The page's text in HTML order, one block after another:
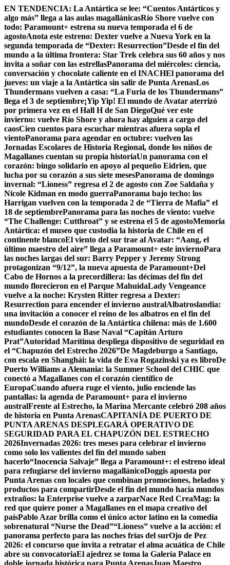
Skip
to
content
EN TENDENCIA: La Antártica se lee: “Cuentos Antárticos y
algo más” llega a las aulas magallánicasRío Shore vuelve con
todo: Paramount+ estrena su nueva temporada el 6 de
agostoAnota este estreno: Dexter vuelve a Nueva York en la
segunda temporada de “Dexter: Resurrection”Desde el fin del
mundo a la última frontera: Star Trek celebra sus 60 años y nos
invita a soñar con las estrellasPanorama del miércoles: ciencia,
conversación y chocolate caliente en el INACHEl panorama del
jueves: un viaje a la Antártica sin salir de Punta ArenasLos
Thundermans vuelven a casa: “La Furia de los Thundermans”
llega el 3 de septiembre¡Yip Yip! El mundo de Avatar aterrizó
por primera vez en el Hall H de San DiegoQué ver este
invierno: vuelve Río Shore y ahora hay alguien a cargo del
caosCien cuentos para escuchar mientras afuera sopla el
vientoPanorama para agendar en octubre: vuelven las
Jornadas Escolares de Historia Regional, donde los niños de
Magallanes cuentan su propia historiaUn panorama con el
corazón: bingo solidario en apoyo al pequeño Eidrien, que
lucha por su corazón a sus siete mesesPanorama de domingo
invernal: “Lioness” regresa el 2 de agosto con Zoe Saldaña y
Nicole Kidman en modo guerraPanorama bajo techo: los
Harrigan vuelven con la temporada 2 de “Tierra de Mafia” el
18 de septiembrePanorama para las noches de viento: vuelve
“The Challenge: Cutthroat” y se estrena el 5 de agostoMemoria
Antártica: el museo que custodia la historia de Chile en el
continente blancoEl viento del sur trae al Avatar: “Aang, el
último maestro del aire” llega a Paramount+ este inviernoPara
las noches largas del sur: Barry Pepper y Jeremy Strong
protagonizan “9/12”, la nueva apuesta de Paramount+Del
Cabo de Hornos a la precordillera: las décimas del fin del
mundo florecieron en el Parque MahuidaLady Vengeance
vuelve a la noche: Krysten Ritter regresa a Dexter:
Resurrection para encender el invierno australAlbatroslandia:
una invitación a conocer el reino de los albatros en el fin del
mundoDesde el corazón de la Antártica chilena: más de 1.600
estudiantes conocen la Base Naval “Capitán Arturo
Prat”Autoridad Marítima despliega dispositivo de seguridad en
el “Chapuzón del Estrecho 2026”De Magdeburgo a Santiago,
con escala en Shanghái: la vida de Eva Rogazinski ya es libroDe
Puerto Williams a Alemania: la Summer School del CHIC que
conectó a Magallanes con el corazón científico de
EuropaCuando afuera ruge el viento, julio enciende las
pantallas: la agenda de Paramount+ para el invierno
australFrente al Estrecho, la Marina Mercante celebró 208 años
de historia en Punta ArenasCAPITANÍA DE PUERTO DE
PUNTA ARENAS DESPLEGARÁ OPERATIVO DE
SEGURIDAD PARA EL CHAPUZÓN DEL ESTRECHO
2026Invernadas 2026: tres meses para celebrar el invierno
como solo los valientes del fin del mundo saben
hacerlo“Inocencia Salvaje” llega a Paramount+: el estreno ideal
para refugiarse del invierno magallánicoDoggis apuesta por
Punta Arenas con locales que combinan promociones, helados y
productos para compartirDesde el fin del mundo hacia mundos
extraños: la Enterprise vuelve a zarparNace Red CreaMag: la
red que quiere poner a Magallanes en el mapa creativo del
paísPablo Azar brilla como el único actor latino en la comedia
sobrenatural “Nurse the Dead”“Lioness” vuelve a la acción: el
panorama perfecto para las noches frías del surOjo de Pez
2026: el concurso que invita a retratar el alma acuática de Chile
abre su convocatoriaEl ajedrez se toma la Galería Palace en
doble jornada histórica para Punta ArenasJuan Maestro